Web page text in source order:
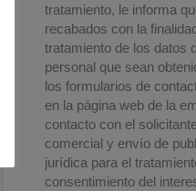
tratamiento, le informa
recabados con la
tratamiento de los datos
personal que sean
los formularios de
en la página web de la
contacto con el
comercial y envío de
jurídica para el
consentimiento del